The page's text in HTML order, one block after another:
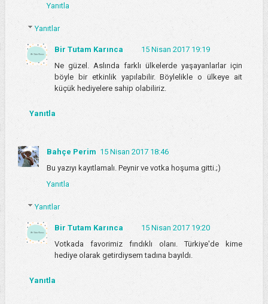
Yanıtla
Yanıtlar
Bir Tutam Karınca
15 Nisan 2017 19:19
Ne güzel. Aslında farklı ülkelerde yaşayanlarlar için
böyle bir etkinlik yapılabilir. Böylelikle o ülkeye ait
küçük hediyelere sahip olabiliriz.
Yanıtla
Bahçe Perim 15 Nisan 2017 18:46
Bu yazıyı kayıtlamalı. Peynir ve votka hoşuma gitti.;)
Yanıtla
Yanıtlar
Bir Tutam Karınca
15 Nisan 2017 19:20
Votkada favorimiz fındıklı olanı. Türkiye'de kime
hediye olarak getirdiysem tadına bayıldı.
Yanıtla